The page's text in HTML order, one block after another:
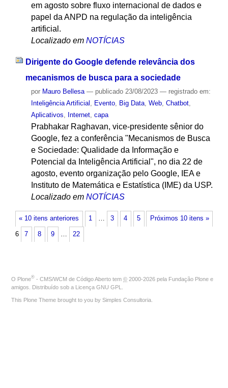
em agosto sobre fluxo internacional de dados e
papel da ANPD na regulação da inteligência
artificial.
Localizado em NOTÍCIAS
Dirigente do Google defende relevância dos
mecanismos de busca para a sociedade
por Mauro Bellesa — publicado23/08/2023 — registrado em:
Inteligência Artificial , Evento, Big Data, Web, Chatbot,
Aplicativos, Internet, capa
Prabhakar Raghavan, vice-presidente sênior do
Google, fez a conferência "Mecanismos de Busca
e Sociedade: Qualidade da Informação e
Potencial da Inteligência Artificial", no dia 22 de
agosto, evento organização pelo Google, IEA e
Instituto de Matemática e Estatística (IME) da USP.
Localizado em NOTÍCIAS
« 10 itens anteriores Próximos 10 itens »
1 … 3 4 5
6 7 8 9 … 22
O Plone® - CMS/WCM de Código Aberto tem © 2000-2026 pela Fundação Plone e
amigos. Distribuído sob a Licença GNU GPL
This Plone Theme brought to you by Simples Consultoria